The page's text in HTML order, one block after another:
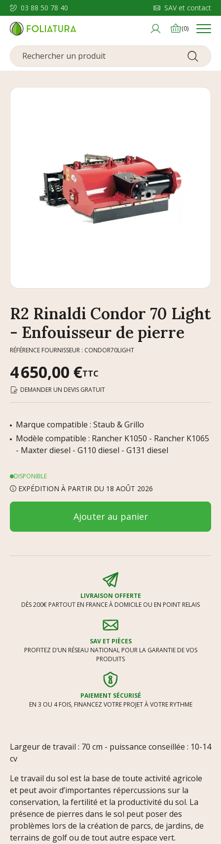
03 88 50 78 40 SAV et contact
(0) Menu
R2 Rinaldi Condor 70 Light
- Enfouisseur de pierre
RÉFÉRENCE FOURNISSEUR : CONDOR70LIGHT
4 650,00 €TTC
DEMANDER UN DEVIS GRATUIT
Marque compatible : Staub & Grillo
Modèle compatible : Rancher K1050 - Rancher K1065
- Maxter diesel - G110 diesel - G131 diesel
DISPONIBLE
EXPÉDITION À PARTIR DU 18 AOÛT 2026
Ajouter au panier
LIVRAISON OFFERTE
DÈS 200€ PARTOUT EN FRANCE À DOMICILE OU EN POINT RELAIS
SAV ET PIÈCES
PROFITEZ D’UN RÉSEAU NATIONAL POUR LA GARANTIE DE VOS
PRODUITS
PAIEMENT SÉCURISÉ
EN 3 OU 4 FOIS, FINANCEZ VOTRE PROJET À VOTRE RYTHME
Largeur de travail : 70 cm - puissance conseillée : 10-14
cv
Le travail du sol est la base de toute activité agricole
et peut avoir d’importantes répercussions sur la
conservation, la fertilité et la productivité du sol. La
présence de pierres dans le sol peut poser des
problèmes lors de la création de parcs, de jardins, de
terrains de golf ou de tout autre espace vert.